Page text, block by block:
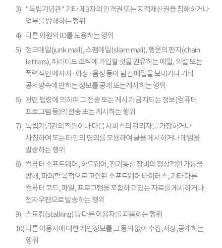
3) "독립기념관" 기타 제3자의 인격권 또는 지적재산권을 침해하거나
업무를 방해하는 행위
4) 다른 회원의 ID를 도용하는 행위
5) 정크메일(junk mail), 스팸메일(sliam mail), 행운의 편지(chain
letters), 피라미드 조직에 가입할 것을 권유하는 메일, 외설 또는
폭력적인 메시지 · 화상 · 음성 등이 담긴 메일을 보내거나 기타
공서양속에 반하는 정보를 공개 또는게시하는 행위
6) 관련 법령에 의하여 그 전송 또는 게시가 금지되는 정보(컴퓨터
프로그램 등)의 전송 또는 게시하는 행위
7) 독립기념관의 직원이나 다음 서비스의 관리자를 가장하거나
사칭하여 또는 타인의 명의를 모용하여 글을 게시하거나 메일을
발송하는 행위
8) 컴퓨터 소프트웨어, 하드웨어, 전기통신 장비의 정상적인 가동을
방해, 파괴할 목적으로 고안된 소프트웨어 바이러스, 기타 다른
컴퓨터 코드, 파일, 프로그램을 포함하고 있는 자료를 게시하거나
전자우편으로 발송하는 행위
9) 스토킹(stalking) 등 다른 이용자를 괴롭히는 행위
10)다른 이용자에 대한 개인정보를 그 동의 없이 수집,저장,공개하는
행위